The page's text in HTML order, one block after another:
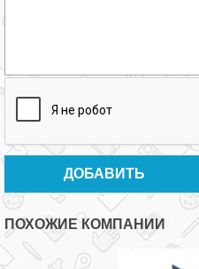
ПОХОЖИЕ КОМПАНИИ